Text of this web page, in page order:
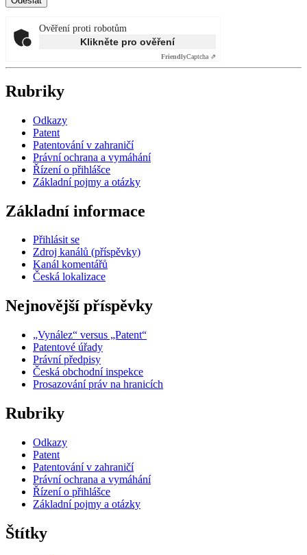
Ověření proti robotům
Klikněte pro ověření
FriendlyCaptcha ⇗
Rubriky
Odkazy
Patent
Patentování v zahraničí
Právní ochrana a vymáhání
Řízení o přihlášce
Základní pojmy a otázky
Základní informace
Přihlásit se
Zdroj kanálů (příspěvky)
Kanál komentářů
Česká lokalizace
Nejnovější příspěvky
„Vynález“ versus „Patent“
Patentové úřady
Právní předpisy
Česká obchodní inspekce
Prosazování práv na hranicích
Rubriky
Odkazy
Patent
Patentování v zahraničí
Právní ochrana a vymáhání
Řízení o přihlášce
Základní pojmy a otázky
Štítky